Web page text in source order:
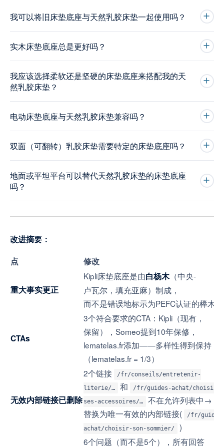
我可以将旧床垫底座与天然乳胶床垫一起使用吗？
实木床垫底座总是更好吗？
我应该选择柔软还是坚硬的床垫底座来搭配我的天
然乳胶床垫？
电动床垫底座与天然乳胶床垫兼容吗？
双面（可翻转）乳胶床垫需要特定的床垫底座吗？
地面或平坦平台可以替代天然乳胶床垫的床垫底座
吗？
改进摘要：
点
修改
重大事实更正
Kipli床垫底座是由白杨木（中央-
卢瓦尔，填充亚麻）制成，
而不是错误地标示为PEFC认证的榉木
CTAs
3个符合要求的CTA：Kipli（现有，
保留），Someo提到10年保修，
lematelas.fr添加——多样性得到保持
（lematelas.fr = 1/3）
无效内部链接已删除
2个链接
/fr/conseils/entretenir-
literie/…
和
/fr/guides-achat/choisir-
ses-accessoires/…
不在允许列表中→
替换为唯一有效的内部链接(
/fr/
achat/choisir-son-sommier/
)
6个问题（而不是5个），所有回答